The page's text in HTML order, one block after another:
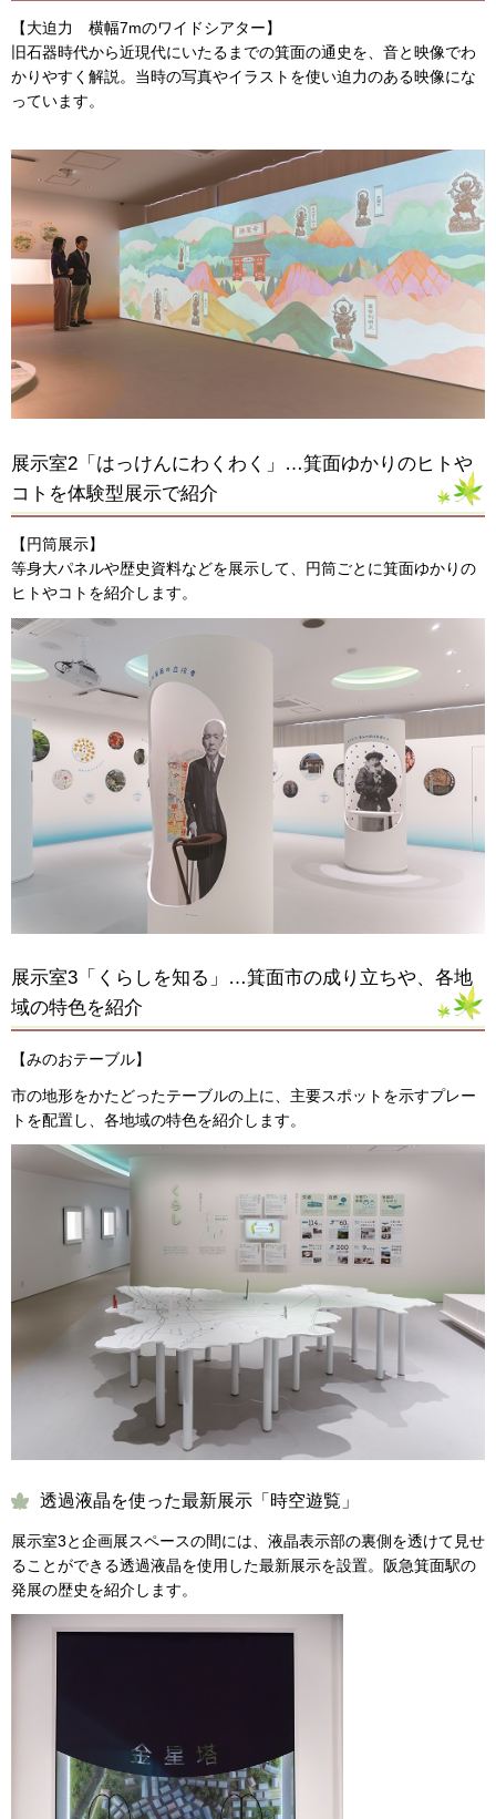
【大迫力 横幅7mのワイドシアター】
旧石器時代から近現代にいたるまでの箕面の通史を、音と映像でわ
かりやすく解説。当時の写真やイラストを使い迫力のある映像にな
っています。
展示室2「はっけんにわくわく」…箕面ゆかりのヒトや
コトを体験型展示で紹介
【円筒展示】
等身大パネルや歴史資料などを展示して、円筒ごとに箕面ゆかりの
ヒトやコトを紹介します。
展示室3「くらしを知る」…箕面市の成り立ちや、各地
域の特色を紹介
【みのおテーブル】
市の地形をかたどったテーブルの上に、主要スポットを示すプレー
トを配置し、各地域の特色を紹介します。
透過液晶を使った最新展示「時空遊覧」
展示室3と企画展スペースの間には、液晶表示部の裏側を透けて見せ
ることができる透過液晶を使用した最新展示を設置。阪急箕面駅の
発展の歴史を紹介します。